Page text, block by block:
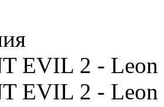
EVIL 2 -
EVIL 2 -